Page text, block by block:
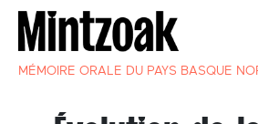
MÉMOIRE ORALE DU PAYS BASQUE